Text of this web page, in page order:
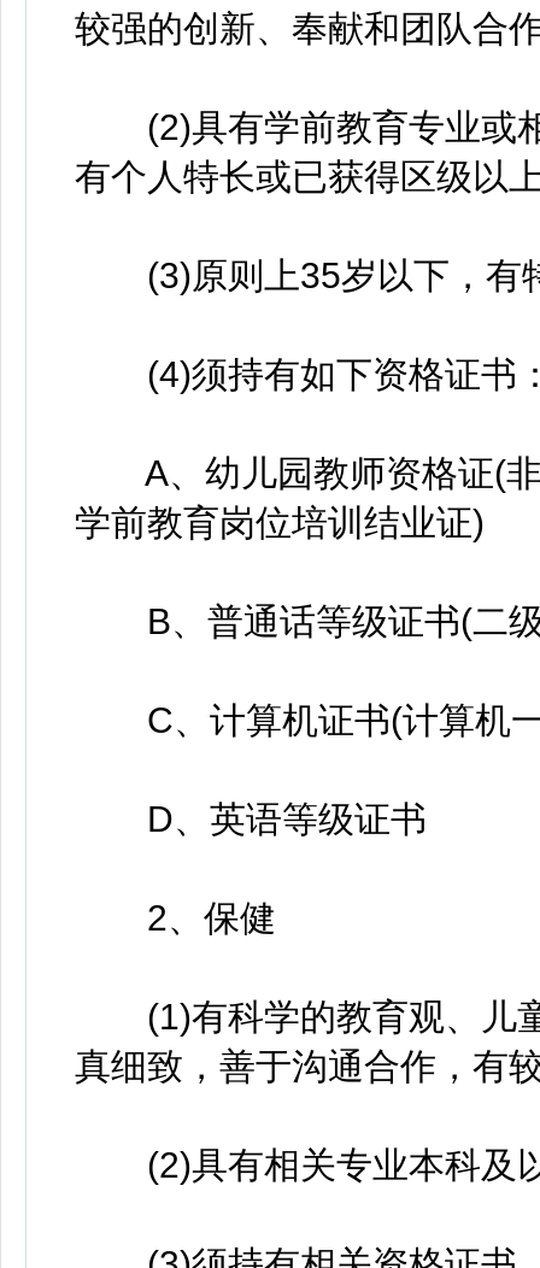
较强的创新、奉献和团队合
(2)具有学前教育专业或
有个人特长或已获得区级以
(3)原则上35岁以下，有
(4)须持有如下资格证书
A、幼儿园教师资格证(非
学前教育岗位培训结业证)
B、普通话等级证书(二
C、计算机证书(计算机一
D、英语等级证书
2、保健
(1)有科学的教育观、儿
真细致，善于沟通合作，有
(2)具有相关专业本科及